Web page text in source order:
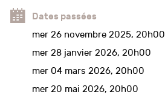
Dates passées
mer 26 novembre 2025, 20h00
mer 28 janvier 2026, 20h00
mer 04 mars 2026, 20h00
mer 20 mai 2026, 20h00